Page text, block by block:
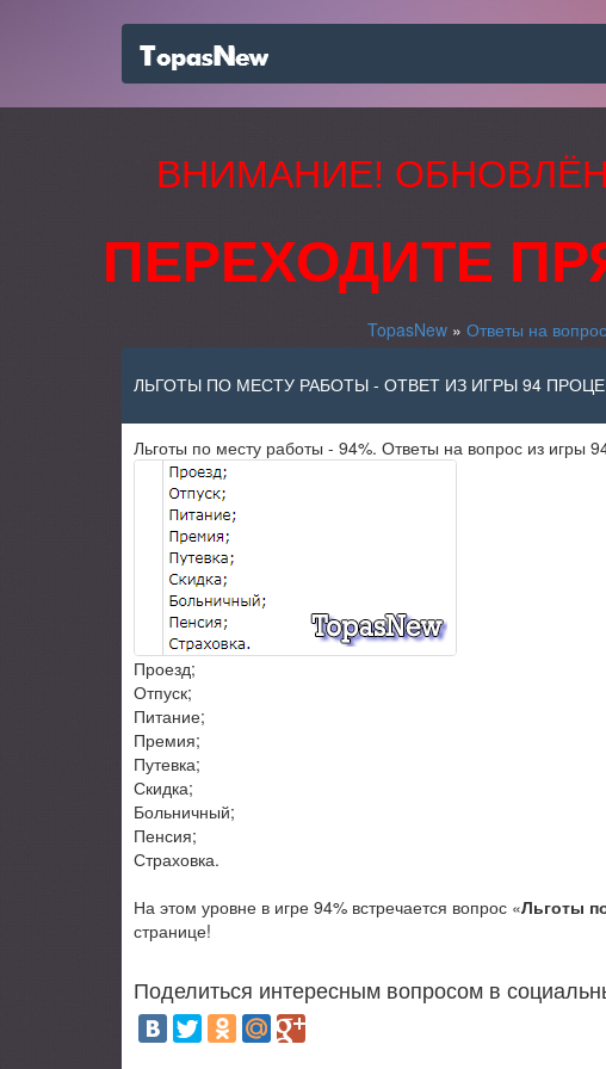
ВНИМАНИЕ!
ПЕРЕХОДИТЕ
TopasNew» Ответы на
ЛЬГОТЫ ПО МЕСТУ РАБОТЫ - ОТВЕТ ИЗ ИГРЫ 94
Льготы по месту работы - 94%. Ответы на вопрос из игры
Проезд;
Отпуск;
Питание;
Премия;
Путевка;
Скидка;
Больничный;
Пенсия;
Страховка.
На этом уровне в игре 94% встречается вопрос «Льготы
странице!
Поделиться интересным вопросом в